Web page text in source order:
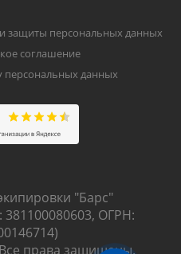
защиты персональных данных
соглашение
персональных данных
"Барс"
ОГРН:
права защищены.